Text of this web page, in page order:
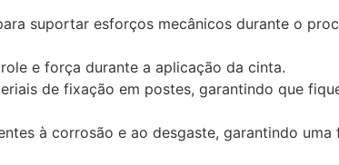
suportar esforços mecânicos durante o
e força durante a aplicação da cinta.
de fixação em postes, garantindo que
à corrosão e ao desgaste, garantindo uma